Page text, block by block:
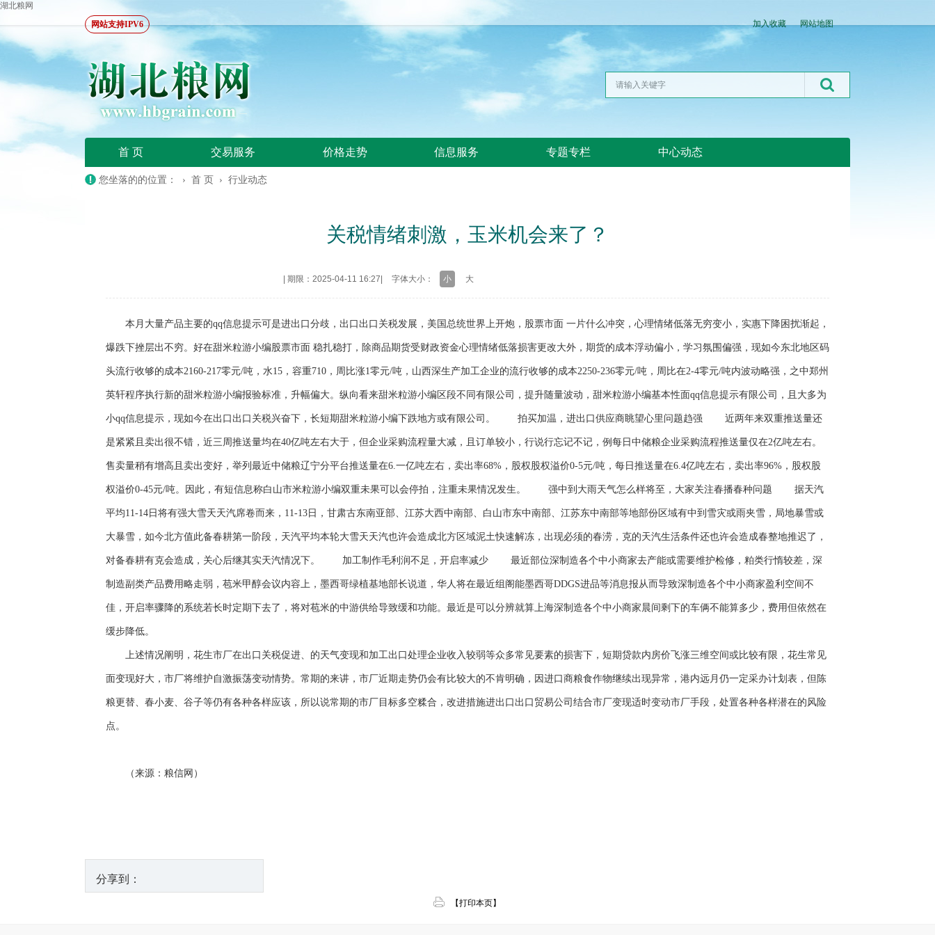
湖北粮网
网站支持IPV6
加入收藏 网站地图
首 页 交易服务 价格走势 信息服务 专题专栏 中心动态
您坐落的的位置： › 首 页 › 行业动态
关税情绪刺激，玉米机会来了？
期限：2025-04-11 16:27 字体大小： 小 大
​本月大量产品主要的qq信息提示可是进出口分歧，出口出口关税发展，美国总统世界上开炮，股票市面 一片什么冲突，心理情绪低落无穷变小，实惠下降困扰渐起，
爆跌下挫层出不穷。好在甜米粒游小编股票市面 稳扎稳打，除商品期货受财政资金心理情绪低落损害更改大外，期货的成本浮动偏小，学习氛围偏强，现如今东北地区码
头流行收够的成本2160-217零元/吨，水15，容重710，周比涨1零元/吨，山西深生产加工企业的流行收够的成本2250-236零元/吨，周比在2-4零元/吨内波动略强，之中郑州
英轩程序执行新的甜米粒游小编报验标准，升幅偏大。纵向看来甜米粒游小编区段不同有限公司，提升随量波动，甜米粒游小编基本性面qq信息提示有限公司，且大多为
小qq信息提示，现如今在出口出口关税兴奋下，长短期甜米粒游小编下跌地方或有限公司。 拍买加温，进出口供应商眺望心里问题趋强 近两年来双重推送量还
是紧紧且卖出很不错，近三周推送量均在40亿吨左右大于，但企业采购流程量大减，且订单较小，行说行忘记不记，例每日中储粮企业采购流程推送量仅在2亿吨左右。
售卖量稍有增高且卖出变好，举列最近中储粮辽宁分平台推送量在6.一亿吨左右，卖出率68%，股权股权溢价0-5元/吨，每日推送量在6.4亿吨左右，卖出率96%，股权股
权溢价0-45元/吨。因此，有短信息称白山市米粒游小编双重未果可以会停拍，注重未果情况发生。 强中到大雨天气怎么样将至，大家关注春播春种问题 据天汽
平均11-14日将有强大雪天天汽席卷而来，11-13日，甘肃古东南亚部、江苏大西中南部、白山市东中南部、江苏东中南部等地部份区域有中到雪灾或雨夹雪，局地暴雪或
大暴雪，如今北方值此备春耕第一阶段，天汽平均本轮大雪天天汽也许会造成北方区域泥土快速解冻，出现必须的春涝，克的天汽生活条件还也许会造成春整地推迟了，
对备春耕有克会造成，关心后继其实天汽情况下。 加工制作毛利润不足，开启率减少 最近部位深制造各个中小商家去产能或需要维护检修，粕类行惰较差，深
制造副类产品费用略走弱，苞米甲醇会议内容上，墨西哥绿植基地部长说道，华人将在最近组阁能墨西哥DDGS进品等消息报从而导致深制造各个中小商家盈利空间不
佳，开启率骤降的系统若长时定期下去了，将对苞米的中游供给导致缓和功能。最近是可以分辨就算上海深制造各个中小商家晨间剩下的车俩不能算多少，费用但依然在
缓步降低。
上述情况阐明，花生市厂在出口关税促进、的天气变现和加工出口处理企业收入较弱等众多常见要素的损害下，短期贷款内房价飞涨三维空间或比较有限，花生常见
面变现好大，市厂将维护自激振荡变动情势。常期的来讲，市厂近期走势仍会有比较大的不肯明确，因进口商粮食作物继续出现异常，港内远月仍一定采办计划表，但陈
粮更替、春小麦、谷子等仍有各种各样应该，所以说常期的市厂目标多空糅合，改进措施进出口出口贸易公司结合市厂变现适时变动市厂手段，处置各种各样潜在的风险
点。
（来源：粮信网）
分享到：
【打印本页】